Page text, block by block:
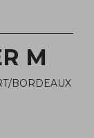
M
BORDEAUX